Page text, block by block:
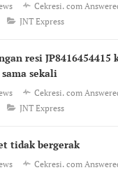
Cekresi. com
JNT Express
resi JP8416454415
sekali
Cekresi. com
JNT Express
tidak bergerak
Cekresi. com